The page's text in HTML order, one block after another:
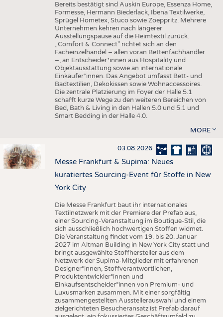
Bereits bestätigt sind Auskin Europe, Essenza Home,
Formesse, Hermann Biederlack, Ibena Textilwerke,
Sprügel Hometex, Stuco sowie Zoeppritz. Mehrere
Unternehmen kehren nach längerer
Ausstellungspause auf die Heimtextil zurück.
„Comfort & Connect" richtet sich an den
Facheinzelhandel – allen voran Bettenfachhändler
–, an Entscheider*innen aus Hospitality und
Objektausstattung sowie an internationale
Einkäufer*innen. Das Angebot umfasst Bett- und
Badtextilien, Dekokissen sowie Wohnaccessoires.
Die zentrale Platzierung im Foyer der Halle 5.1
schafft kurze Wege zu den weiteren Bereichen von
Bed, Bath & Living in den Hallen 5.0 und 5.1 und
Smart Bedding in der Halle 4.0.
MORE
03.08.2026
Messe Frankfurt & Supima: Neues
kuratiertes Sourcing-Event für Stoffe in New
York City
Die Messe Frankfurt baut ihr internationales
Textilnetzwerk mit der Premiere der Prefab aus,
einer Sourcing-Veranstaltung im Boutique-Stil, die
sich ausschließlich hochwertigen Stoffen widmet.
Die Veranstaltung findet vom 19. bis 20. Januar
2027 im Altman Building in New York City statt und
bringt ausgewählte Stoffhersteller aus dem
Netzwerk der Supima-Mitglieder mit erfahrenen
Designer*innen, Stoffverantwortlichen,
Produktentwickler*innen und
Einkaufsentscheider*innen von Premium- und
Luxusmarken zusammen. Mit einer sorgfältig
zusammengestellten Ausstellerauswahl und einem
zielgerichteten Besucheransatz ist Prefab darauf